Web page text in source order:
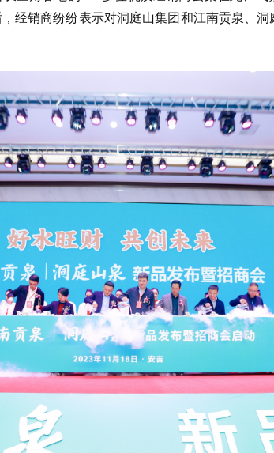
经销商纷纷表示对洞庭山集团和江南贡泉、